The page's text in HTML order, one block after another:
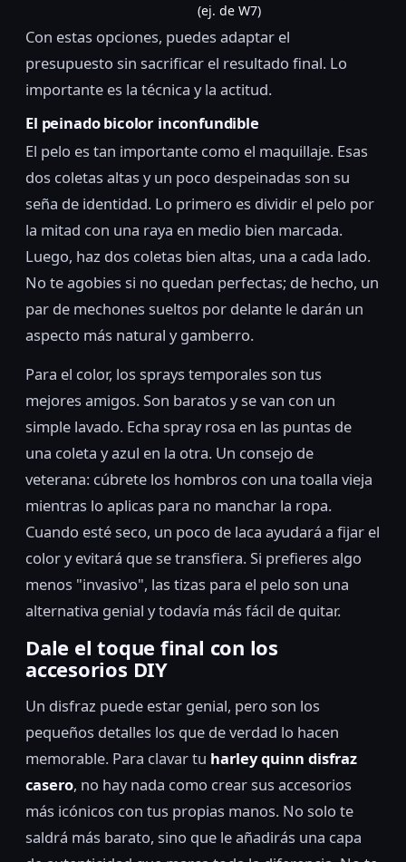
(ej. de W7)
Con estas opciones, puedes adaptar el
presupuesto sin sacrificar el resultado final. Lo
importante es la técnica y la actitud.
El peinado bicolor inconfundible
El pelo es tan importante como el maquillaje. Esas
dos coletas altas y un poco despeinadas son su
seña de identidad. Lo primero es dividir el pelo por
la mitad con una raya en medio bien marcada.
Luego, haz dos coletas bien altas, una a cada lado.
No te agobies si no quedan perfectas; de hecho, un
par de mechones sueltos por delante le darán un
aspecto más natural y gamberro.
Para el color, los sprays temporales son tus
mejores amigos. Son baratos y se van con un
simple lavado. Echa spray rosa en las puntas de
una coleta y azul en la otra. Un consejo de
veterana: cúbrete los hombros con una toalla vieja
mientras lo aplicas para no manchar la ropa.
Cuando esté seco, un poco de laca ayudará a fijar el
color y evitará que se transfiera. Si prefieres algo
menos "invasivo", las tizas para el pelo son una
alternativa genial y todavía más fácil de quitar.
Dale el toque final con los
accesorios DIY
Un disfraz puede estar genial, pero son los
pequeños detalles los que de verdad lo hacen
memorable. Para clavar tu harley quinn disfraz
casero, no hay nada como crear sus accesorios
más icónicos con tus propias manos. No solo te
saldrá más barato, sino que le añadirás una capa